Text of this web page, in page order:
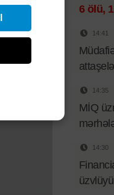
6 ölü,
14:41
14:35
MİQ
14:30